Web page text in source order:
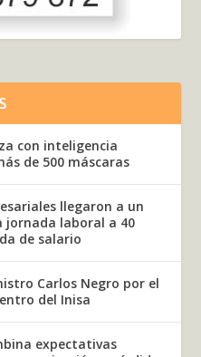
con inteligencia
de 500 máscaras
llegaron a un
jornada laboral a 40
de salario
Carlos Negro por el
del Inisa
expectativas